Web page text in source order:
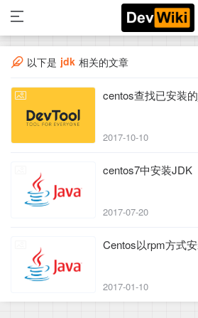
以下是 jdk 相关的文章
centos查找已安装
2017-10-10
centos7中安装JDK
2017-07-20
Centos以rpm方式
2017-01-10